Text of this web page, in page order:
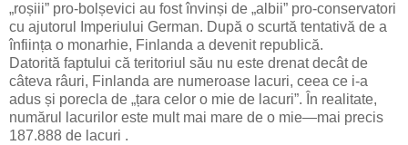
„roșiii” pro-bolșevici au fost învinși de „albii” pro-conservatori
cu ajutorul Imperiului German. După o scurtă tentativă de a
înființa o monarhie, Finlanda a devenit republică.
Datorită faptului că teritoriul său nu este drenat decât de
câteva râuri, Finlanda are numeroase lacuri, ceea ce i-a
adus și porecla de „țara celor o mie de lacuri”. În realitate,
numărul lacurilor este mult mai mare de o mie—mai precis
187.888 de lacuri .